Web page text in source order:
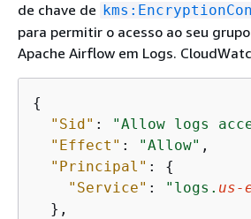
de chave de
para permitir o acesso ao seu
Apache Airflow em Logs.
{
"Sid" : "Allow logs
"Effect" : "Allow" ,
"Principal" : {
"Service" : "logs. us-
  },